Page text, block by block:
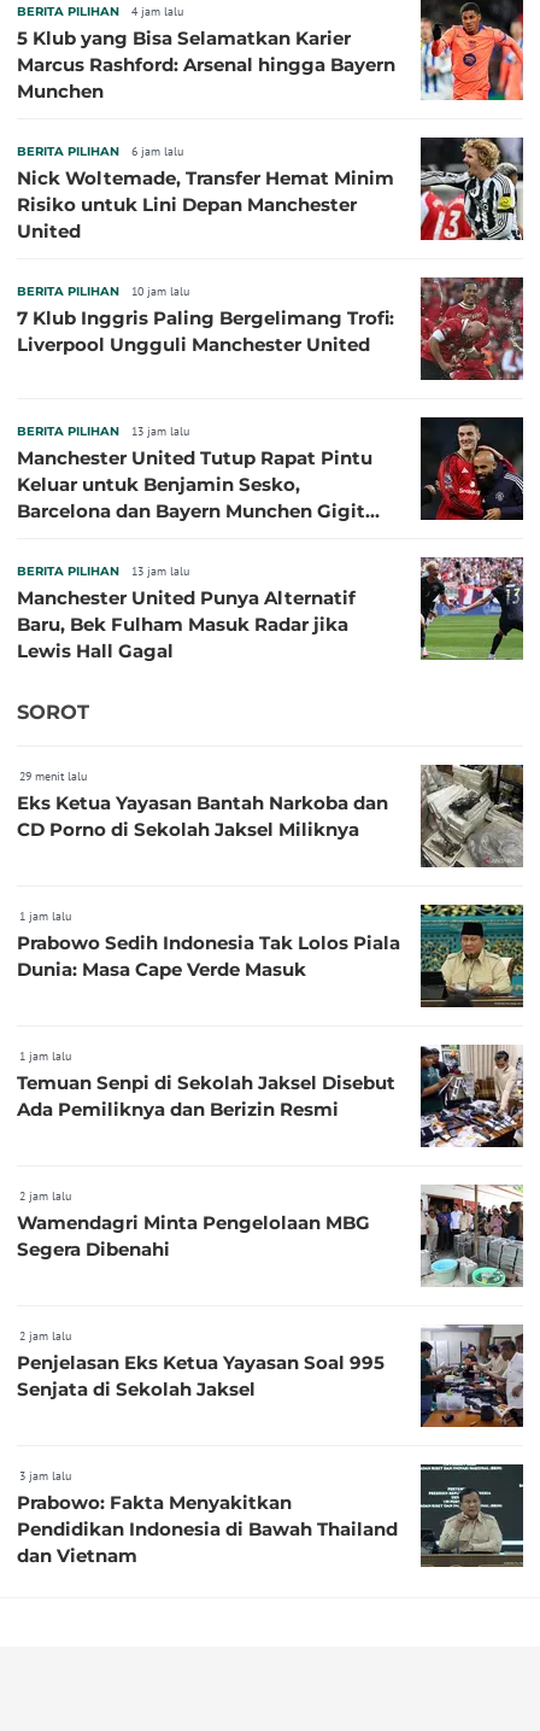
BERITA PILIHAN 4 jam lalu
5 Klub yang Bisa Selamatkan Karier
Marcus Rashford: Arsenal hingga Bayern
Munchen
BERITA PILIHAN 6 jam lalu
Nick Woltemade, Transfer Hemat Minim
Risiko untuk Lini Depan Manchester
United
BERITA PILIHAN 10 jam lalu
7 Klub Inggris Paling Bergelimang Trofi:
Liverpool Ungguli Manchester United
BERITA PILIHAN 13 jam lalu
Manchester United Tutup Rapat Pintu
Keluar untuk Benjamin Sesko,
Barcelona dan Bayern Munchen Gigit
BERITA PILIHAN 13 jam lalu
Manchester United Punya Alternatif
Baru, Bek Fulham Masuk Radar jika
Lewis Hall Gagal
SOROT
29 menit lalu
Eks Ketua Yayasan Bantah Narkoba dan
CD Porno di Sekolah Jaksel Miliknya
1 jam lalu
Prabowo Sedih Indonesia Tak Lolos Piala
Dunia: Masa Cape Verde Masuk
1 jam lalu
Temuan Senpi di Sekolah Jaksel Disebut
Ada Pemiliknya dan Berizin Resmi
2 jam lalu
Wamendagri Minta Pengelolaan MBG
Segera Dibenahi
2 jam lalu
Penjelasan Eks Ketua Yayasan Soal 995
Senjata di Sekolah Jaksel
3 jam lalu
Prabowo: Fakta Menyakitkan
Pendidikan Indonesia di Bawah Thailand
dan Vietnam